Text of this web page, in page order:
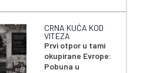
CRNA KUĆA KOD
VITEZA
Prvi otpor u tami
okupirane Evrope:
Pobuna u